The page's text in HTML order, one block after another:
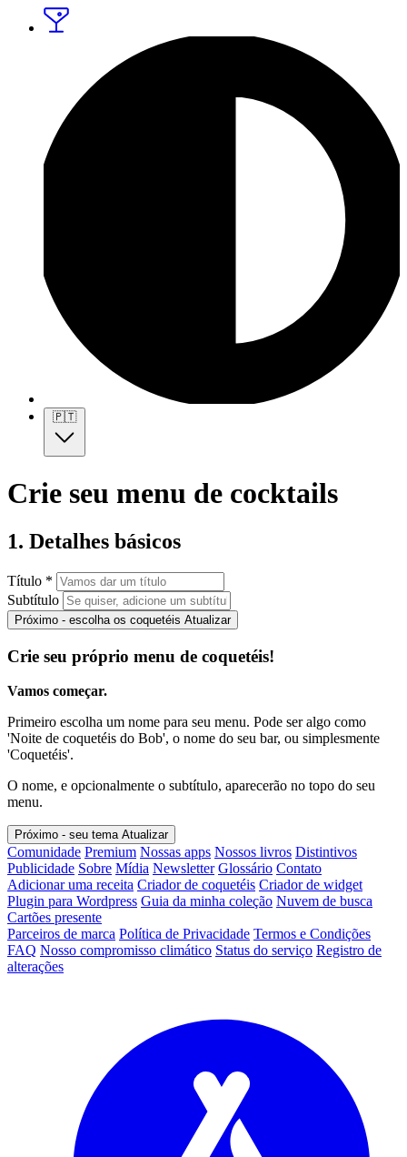
🇵🇹
Crie seu menu de cocktails
1. Detalhes básicos
Título *
Subtítulo
Próximo - escolha os coquetéis Atualizar
Crie seu próprio menu de coquetéis!
Vamos começar.
Primeiro escolha um nome para seu menu. Pode ser algo como
'Noite de coquetéis do Bob', o nome do seu bar, ou simplesmente
'Coquetéis'.
O nome, e opcionalmente o subtítulo, aparecerão no topo do seu
menu.
Próximo - seu tema Atualizar
Comunidade Premium Nossas apps Nossos livros Distintivos
Publicidade Sobre Mídia Newsletter Glossário Contato
Adicionar uma receita Criador de coquetéis Criador de widget
Plugin para Wordpress Guia da minha coleção Nuvem de busca
Cartões presente
Parceiros de marca Política de Privacidade Termos e Condições
FAQ Nosso compromisso climático Status do serviço Registro de
alterações